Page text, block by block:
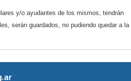
y/o ayudantes de los mismos, tendrán
serán guardados, no pudiendo quedar a la